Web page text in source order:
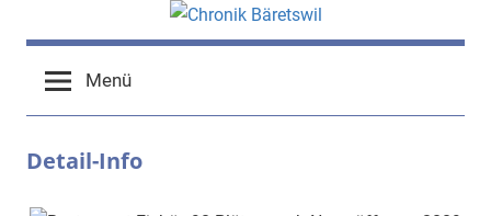
Inhalt
springenchronik-
baeretswil.ch
baeretswil.ch
Menü
Detail-Info